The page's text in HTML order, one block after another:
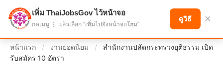
แบ่งปันโอกาส เพื่ออนาคตที่ก้าวหน้า
หน้าแรก / งานยอดนิยม /
สำนักงานปลัดกระทรวงยุติธรรม เปิด
รับสมัคร 10 อัตรา
เพิ่ม ThaiJobsGov ไว้หน้าจอ
กดเมนู ⋮ แล้วเลือก "เพิ่มไปยังหน้าจอโฮม"
ดูวิธี ×